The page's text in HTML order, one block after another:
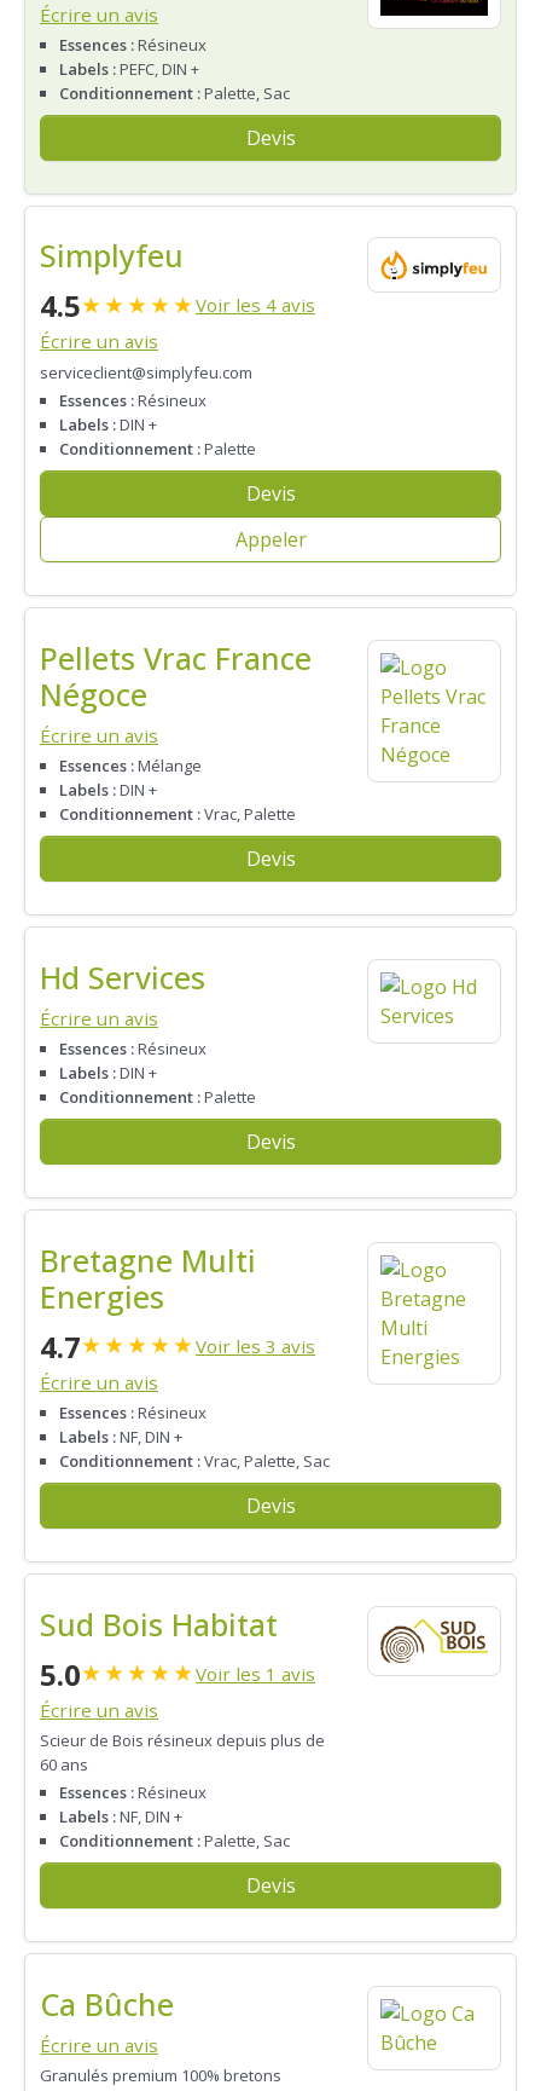
Écrire un avis
Essences :Résineux
Labels :PEFC, DIN +
Conditionnement :Palette, Sac
Devis
Simplyfeu
4.5★★★★★Voir les 4 avis
Écrire un avis
serviceclient@simplyfeu.com
Essences :Résineux
Labels :DIN +
Conditionnement :Palette
Devis
Appeler
Pellets Vrac France
Négoce
Écrire un avis
Essences :Mélange
Labels :DIN +
Conditionnement :Vrac, Palette
Devis
Hd Services
Écrire un avis
Essences :Résineux
Labels :DIN +
Conditionnement :Palette
Devis
Bretagne Multi
Energies
4.7★★★★★Voir les 3 avis
Écrire un avis
Essences :Résineux
Labels :NF, DIN +
Conditionnement :Vrac, Palette, Sac
Devis
Sud Bois Habitat
5.0★★★★★Voir les 1 avis
Écrire un avis
Scieur de Bois résineux depuis plus de
60 ans
Essences :Résineux
Labels :NF, DIN +
Conditionnement :Palette, Sac
Devis
Ca Bûche
Écrire un avis
Granulés premium 100% bretons